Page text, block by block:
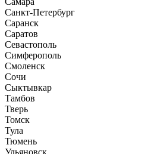
Санкт-Петербург
Саранск
Саратов
Севастополь
Симферополь
Смоленск
Сочи
Сыктывкар
Тамбов
Тверь
Томск
Тула
Тюмень
Ульяновск